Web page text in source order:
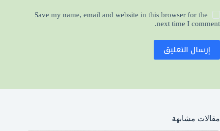
Save my name, email and website in this browser for the
next time I comment.
إرسال التعليق
مقالات مشابهة